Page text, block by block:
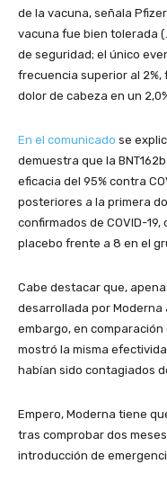
de la vacuna, señala
vacuna fue bien tolerada
de seguridad; el único
frecuencia superior al 2%,
dolor de cabeza en un
En el comunicado se
demuestra que la
eficacia del 95% contra
posteriores a la primera
confirmados de COVID-
placebo frente a 8 en el
Cabe destacar que,
desarrollada por Moderna
embargo, en
mostró la misma
habían sido contagiados
Empero, Moderna tiene
tras comprobar dos
introducción de